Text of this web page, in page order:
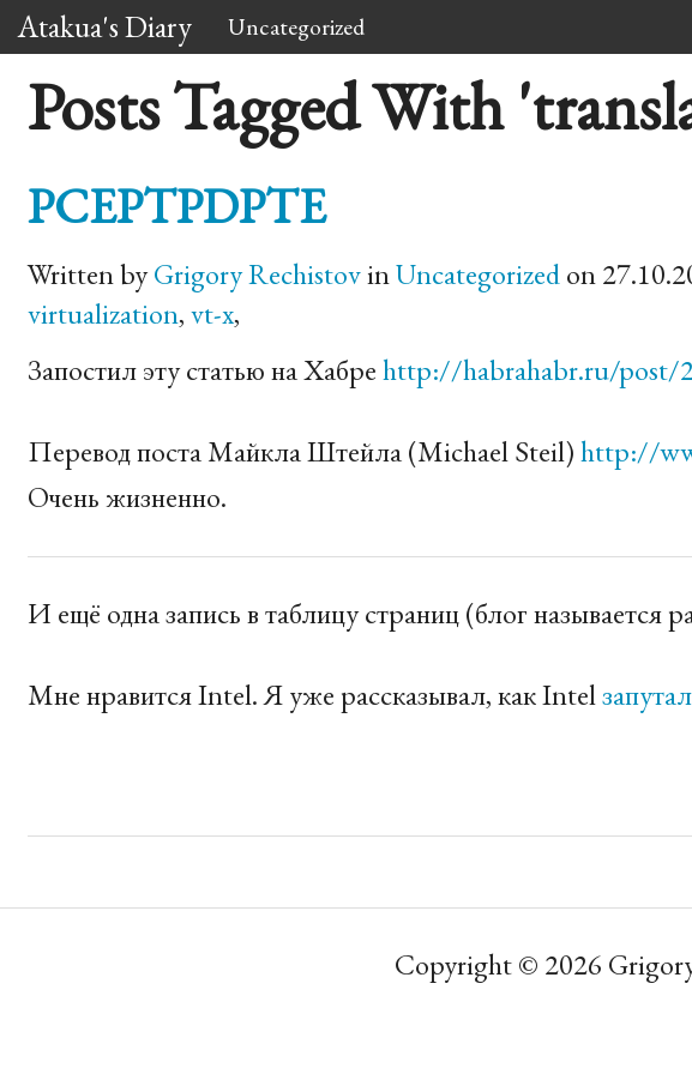
Atakua's Diary Uncategorized
Posts Tagged With
PCEPTPDPTE
Written byGrigory RechistovinUncategorizedon
virtualization,vt-x,
Запостил эту статью на Хабреhttp://habrahabr.ru/post/
Перевод поста Майкла Штейла (Michael Steil)http://
Очень жизненно.
И ещё одна запись в таблицу страниц (блог называется
Мне нравится Intel. Я уже рассказывал, как Intel
Copyright © 2026